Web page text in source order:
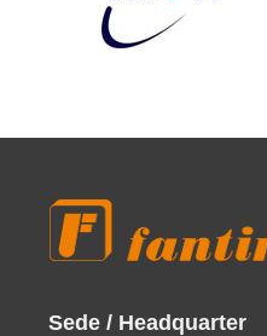
Sede / Headquarter